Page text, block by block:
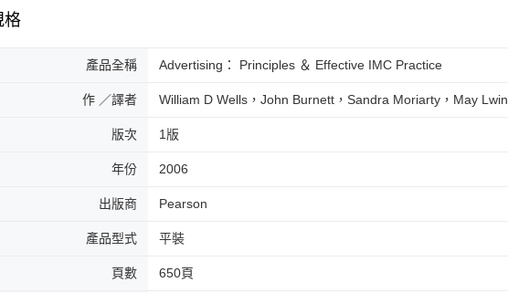
格
產品全稱 Advertising： Principles ＆ Effective IMC Practice
作 ／譯者 William D Wells，John Burnett，Sandra Moriarty，May Lwin
版次 1版
年份 2006
出版商 Pearson
產品型式 平裝
頁數 650頁